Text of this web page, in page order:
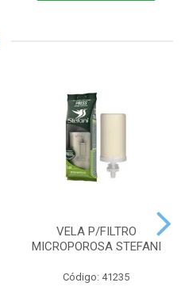
VELA P/FILTRO
MICROPOROSA STEFANI
Código: 41235